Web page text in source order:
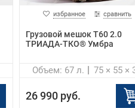
избранное сравнить
Грузовой мешок Т60 2.0
ТРИАДА-ТКО® Умбра
75 × 55 ×
Объем: 67 л.
26 990 руб.